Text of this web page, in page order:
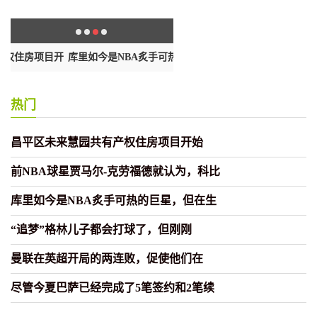
库里如今是NBA炙手可热的巨星，但
热门
昌平区未来慧园共有产权住房项目开始
前NBA球星贾马尔-克劳福德就认为，科比
库里如今是NBA炙手可热的巨星，但在生
“追梦”格林儿子都会打球了，但刚刚
曼联在英超开局的两连败，促使他们在
尽管今夏巴萨已经完成了5笔签约和2笔续